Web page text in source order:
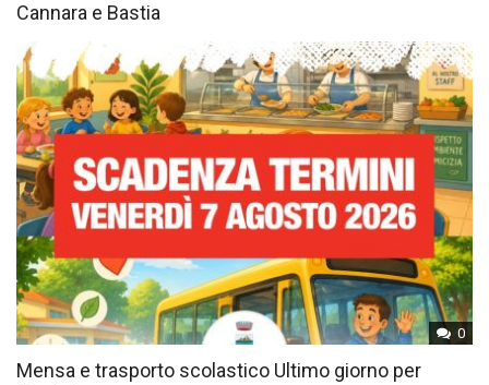
Cannara e Bastia
0
Mensa e trasporto scolastico Ultimo giorno per